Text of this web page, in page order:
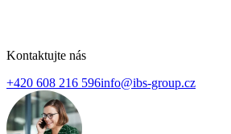
Kontaktujte nás
+420 608 216 596info@ibs-group.cz